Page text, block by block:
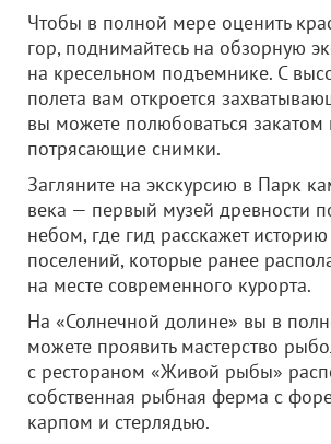
Чтобы в полной мере оценить
гор, поднимайтесь на обзорную
на кресельном подъемнике. С
полета вам откроется
вы можете полюбоваться закатом
потрясающие снимки.
Загляните на экскурсию в Парк
века — первый музей древности
небом, где гид расскажет
поселений, которые ранее
на месте современного курорта.
На «Солнечной долине» вы в
можете проявить мастерство
с рестораном «Живой рыбы»
собственная рыбная ферма с
карпом и стерлядью.